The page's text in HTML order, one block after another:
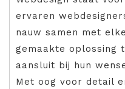
ervaren
nauw samen met
gemaakte oplossing
aansluit bij hun
Met oog voor detail